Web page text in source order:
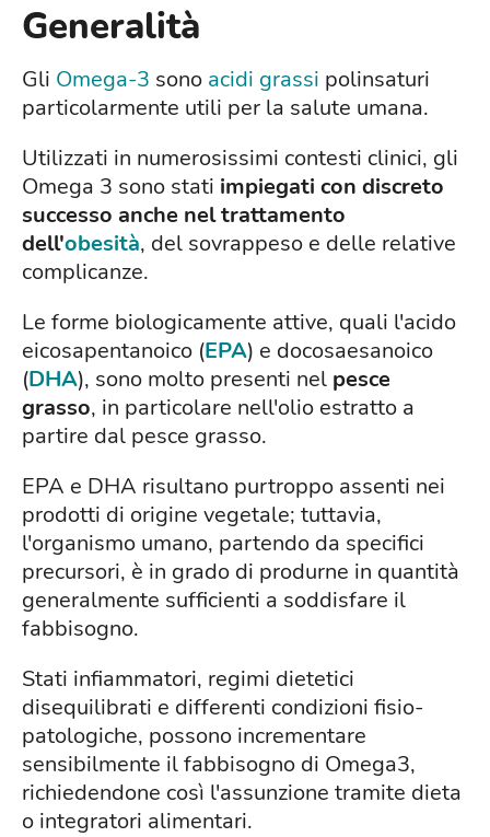
Generalità
Gli Omega-3 sono acidi grassi polinsaturi
particolarmente utili per la salute umana.
Utilizzati in numerosissimi contesti clinici, gli
Omega 3 sono stati impiegati con discreto
successo anche nel trattamento
dell'obesità, del sovrappeso e delle relative
complicanze.
Le forme biologicamente attive, quali l'acido
eicosapentanoico (EPA) e docosaesanoico
(DHA), sono molto presenti nel pesce
grasso, in particolare nell'olio estratto a
partire dal pesce grasso.
EPA e DHA risultano purtroppo assenti nei
prodotti di origine vegetale; tuttavia,
l'organismo umano, partendo da specifici
precursori, è in grado di produrne in quantità
generalmente sufficienti a soddisfare il
fabbisogno.
Stati infiammatori, regimi dietetici
disequilibrati e differenti condizioni fisio-
patologiche, possono incrementare
sensibilmente il fabbisogno di Omega3,
richiedendone così l'assunzione tramite dieta
o integratori alimentari.